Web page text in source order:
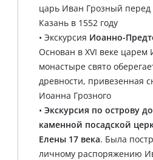
царь Иван Грозный
Казань в 1552 году
• Экскурсия Иоанно-
Основан в XVI веке
монастыре свято
древности, привезенная
Иоанна Грозного
• Экскурсия по острову
каменной посадской
Елены 17 века. Была
личному распоряжению